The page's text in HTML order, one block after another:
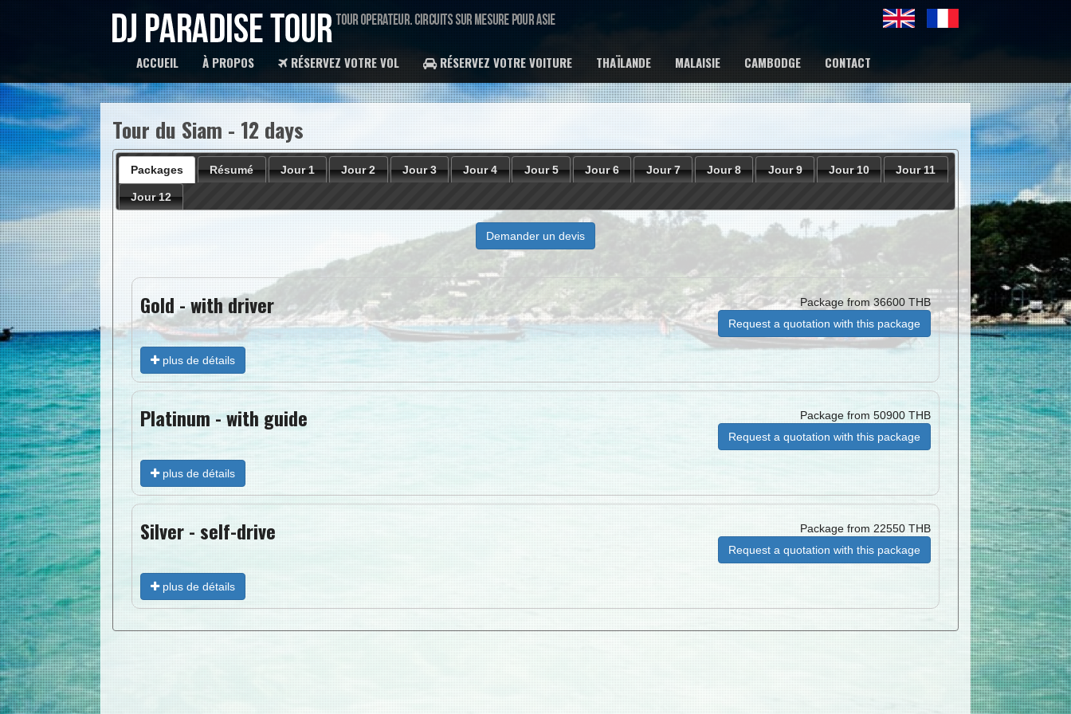
ACCUEIL À PROPOS RÉSERVEZ VOTRE VOL RÉSERVEZ VOTRE VOITURE THAÏLANDE MALAISIE CAMBODGE CONTACT
Tour du Siam - 12 days
Packages Résumé Jour 1 Jour 2 Jour 3 Jour 4 Jour 5 Jour 6 Jour 7 Jour 8 Jour 9 Jour 10 Jour 11
Jour 12
Demander un devis
Package from 36600 THB
Request a quotation with this package
Gold - with driver
plus de détails
Package from 50900 THB
Request a quotation with this package
Platinum - with guide
plus de détails
Package from 22550 THB
Request a quotation with this package
Silver - self-drive
plus de détails